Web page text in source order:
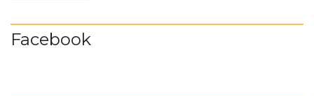
Facebook